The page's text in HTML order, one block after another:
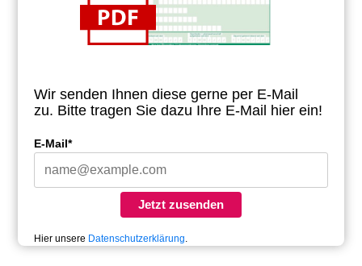
Wir senden Ihnen diese gerne per E-Mail
zu. Bitte tragen Sie dazu Ihre E-Mail hier ein!
E-Mail*
Jetzt zusenden
Hier unsere Datenschutzerklärung.